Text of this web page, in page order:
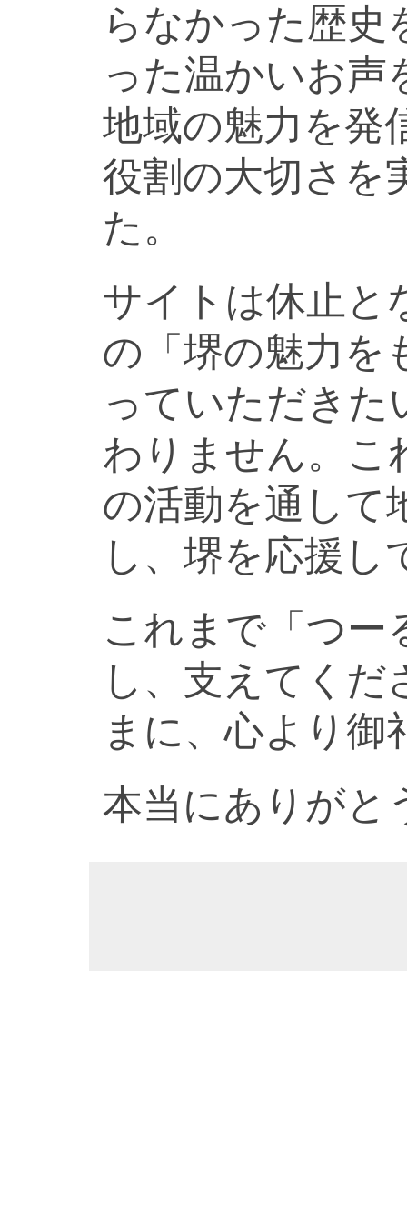
らなかった歴史
った温かいお声
地域の魅力を発
役割の大切さを
た。
サイトは休止と
の「堺の魅力を
っていただきた
わりません。こ
の活動を通して
し、堺を応援し
これまで「つー
し、支えてく
まに、心より御
本当にありがと